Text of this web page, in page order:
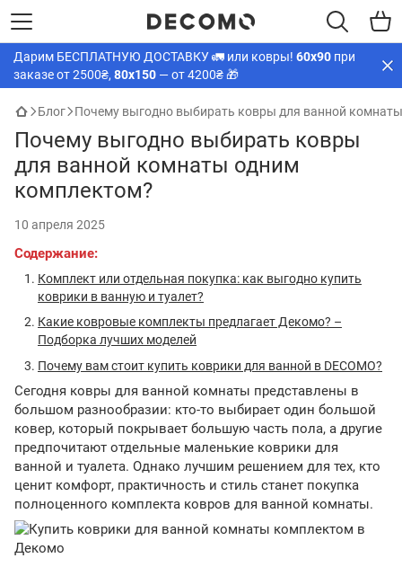
Дарим БЕСПЛАТНУЮ ДОСТАВКУ 🚛 или ковры! 60х90 при
заказе от 2500₴, 80х150 — от 4200₴ 🎁
Блог Почему выгодно выбирать ковры для ванной
Почему выгодно выбирать ковры
для ванной комнаты одним
комплектом?
10 апреля 2025
Содержание:
Комплект или отдельная покупка: как выгодно купить
коврики в ванную и туалет?
Какие ковровые комплекты предлагает Декомо? –
Подборка лучших моделей
Почему вам стоит купить коврики для ванной в DECOMO?
Сегодня ковры для ванной комнаты представлены в
большом разнообразии: кто-то выбирает один большой
ковер, который покрывает большую часть пола, а другие
предпочитают отдельные маленькие коврики для
ванной и туалета. Однако лучшим решением для тех, кто
ценит комфорт, практичность и стиль станет покупка
полноценного комплекта ковров для ванной комнаты.